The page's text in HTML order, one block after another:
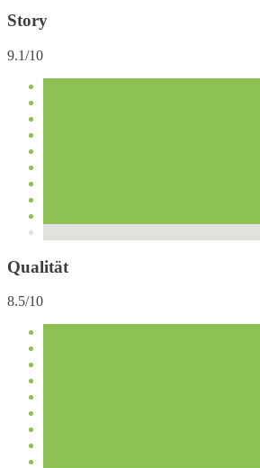
Story
9.1/10
Qualität
8.5/10